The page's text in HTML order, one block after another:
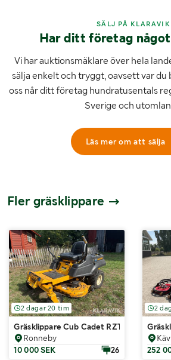
SÄLJ PÅ KLARAVIK
Har ditt företag
Vi har auktionsmäklare över hela
sälja enkelt och tryggt, oavsett var du
oss når ditt företag hundratusentals
Sverige och
Läs mer om att sälja
Fler gräsklippare
2 dagar 20 tim
Gräsklippare Cub Cadet RZT
Ronneby
10 000 SEK
26
2
252